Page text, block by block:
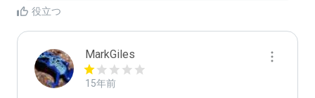
役立つ
MarkGiles
15年前